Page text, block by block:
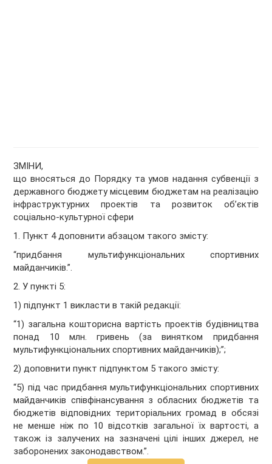
ЗМІНИ,
що вносяться до Порядку та умов надання субвенції з
державного бюджету місцевим бюджетам на реалізацію
інфраструктурних проектів та розвиток об’єктів
соціально-культурної сфери
1. Пункт 4 доповнити абзацом такого змісту:
“придбання мультифункціональних спортивних
майданчиків.”.
2. У пункті 5:
1) підпункт 1 викласти в такій редакції:
“1) загальна кошторисна вартість проектів будівництва
понад 10 млн. гривень (за винятком придбання
мультифункціональних спортивних майданчиків);”;
2) доповнити пункт підпунктом 5 такого змісту:
“5) під час придбання мультифункціональних спортивних
майданчиків співфінансування з обласних бюджетів та
бюджетів відповідних територіальних громад в обсязі
не менше ніж по 10 відсотків загальної їх вартості, а
також із залучених на зазначені цілі інших джерел, не
заборонених законодавством.”.